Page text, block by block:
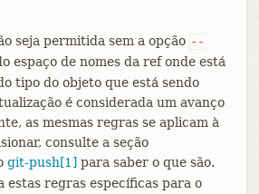
seja permitida sem a opção --
espaço de nomes da ref onde está
tipo do objeto que está sendo
é considerada um avanço
as mesmas regras se aplicam à
consulte a seção
git-push[1] para saber o que são.
estas regras específicas para o